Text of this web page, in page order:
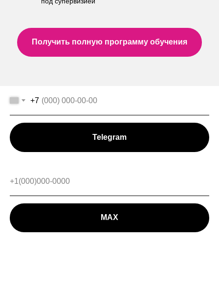
Получить полную программу обучения
+7
Telegram
+1(000)000-0000
MAX